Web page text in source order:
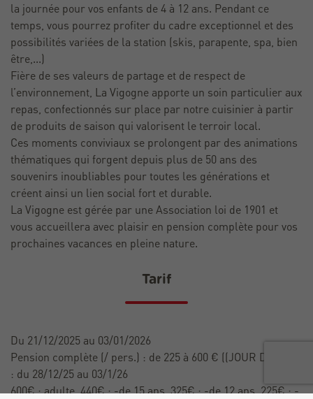
la journée pour vos enfants de 4 à 12 ans. Pendant ce
temps, vous pourrez profiter du cadre exceptionnel et des
possibilités variées de la station (skis, parapente, spa, bien
être,...)
Fière de ses valeurs de partage et de respect de
l’environnement, La Vigogne apporte un soin particulier aux
repas, confectionnés sur place par notre cuisinier à partir
de produits de saison qui valorisent le terroir local.
Ces moments conviviaux se prolongent par des animations
thématiques qui forgent depuis plus de 50 ans des
souvenirs inoubliables pour toutes les générations et
créent ainsi un lien social fort et durable.
La Vigogne est gérée par une Association loi de 1901 et
vous accueillera avec plaisir en pension complète pour vos
prochaines vacances en pleine nature.
Tarif
Du 21/12/2025 au 03/01/2026
Pension complète (/ pers.) : de 225 à 600 € ((JOUR DE L’AN
: du 28/12/25 au 03/1/26
600€ : adulte, 440€ : -de 15 ans, 325€ : -de 12 ans, 225€ : -